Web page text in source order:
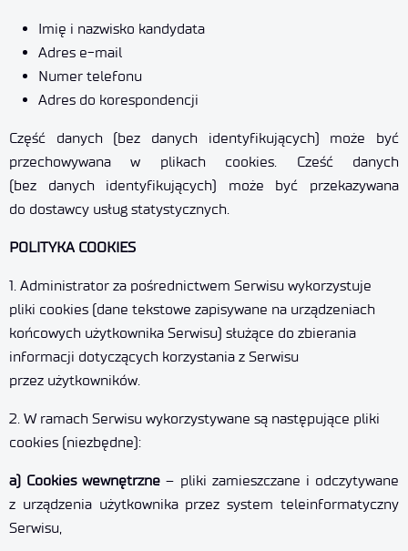
Imię i nazwisko kandydata
Adres e-mail
Numer telefonu
Adres do korespondencji
Część danych (bez danych identyfikujących) może być
przechowywana w plikach cookies. Cześć danych
(bez danych identyfikujących) może być przekazywana
do dostawcy usług statystycznych.
POLITYKA COOKIES
1. Administrator za pośrednictwem Serwisu wykorzystuje
pliki cookies (dane tekstowe zapisywane na urządzeniach
końcowych użytkownika Serwisu) służące do zbierania
informacji dotyczących korzystania z Serwisu
przez użytkowników.
2. W ramach Serwisu wykorzystywane są następujące pliki
cookies (niezbędne):
a) Cookies wewnętrzne – pliki zamieszczane i odczytywane
z urządzenia użytkownika przez system teleinformatyczny
Serwisu,